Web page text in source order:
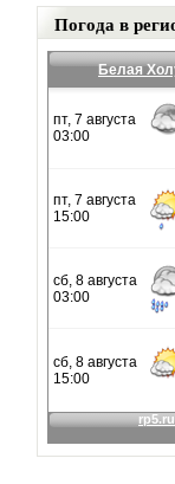
Погода в
Белая